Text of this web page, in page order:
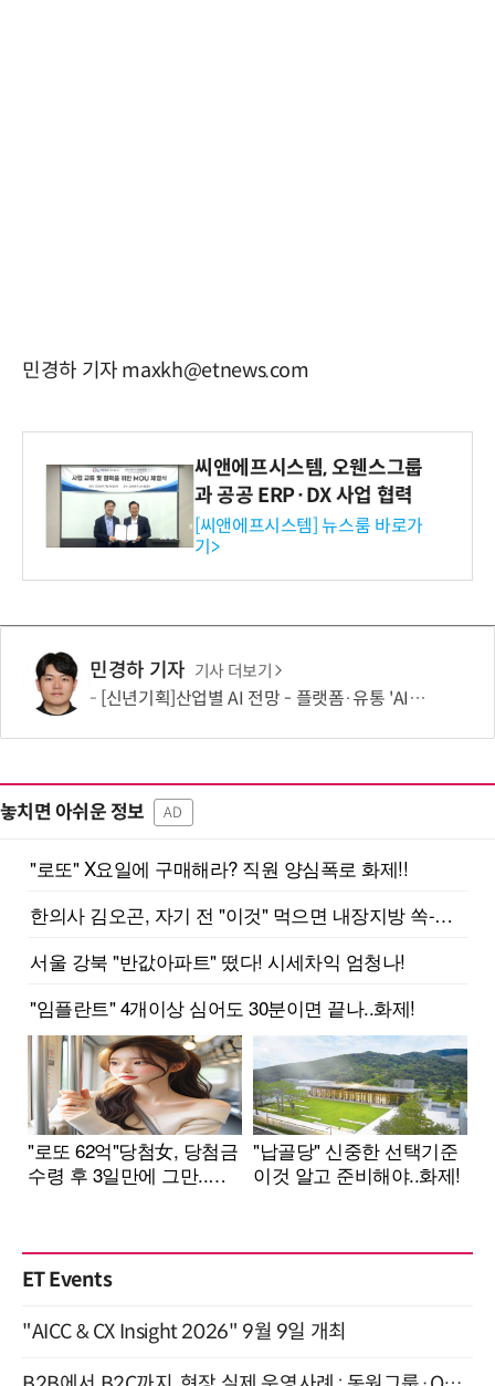
민경하 기자 maxkh@etnews.com
씨앤에프시스템, 오웬스그룹
과 공공 ERP·DX 사업 협력
[씨앤에프시스템] 뉴스룸 바로가
기>
민경하 기자 기사 더보기
[신년기획]산업별 AI 전망 - 플랫폼·유통 'AI 에이전트 시대' 개막
놓치면 아쉬운 정보 AD
ET Events
"AICC & CX Insight 2026" 9월 9일 개최